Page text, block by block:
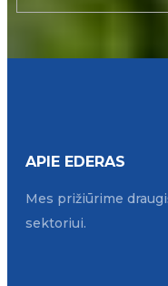
APIE EDERAS
Mes prižiūrime
sektoriui.